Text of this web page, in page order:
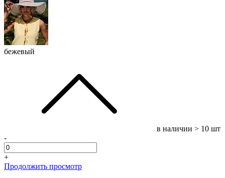
бежевый
в наличии > 10 шт
-
+
Продолжить просмотр